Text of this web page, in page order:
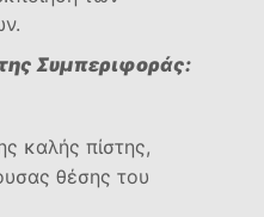
Συμπεριφοράς:
καλής πίστης,
θέσης του